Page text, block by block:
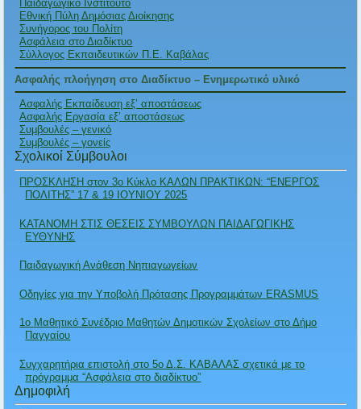
Παιδαγωγικό Ινστιτούτο
Εθνική Πύλη Δημόσιας Διοίκησης
Συνήγορος του Πολίτη
Ασφάλεια στο Διαδίκτυο
Σύλλογος Εκπαιδευτικών Π.Ε. Καβάλας
Ασφαλής πλοήγηση στο Διαδίκτυο – Ενημερωτικό υλικό
Ασφαλής Εκπαίδευση εξ’ αποστάσεως
Ασφαλής Εργασία εξ’ αποστάσεως
Συμβουλές – γενικό
Συμβουλές – γονείς
Σχολικοί Σύμβουλοι
ΠΡΟΣΚΛΗΣΗ στον 3ο Κύκλο ΚΑΛΩΝ ΠΡΑΚΤΙΚΩΝ: “ΕΝΕΡΓΟΣ
ΠΟΛΙΤΗΣ” 17 & 19 ΙΟΥΝΙΟΥ 2025
ΚΑΤΑΝΟΜΗ ΣΤΙΣ ΘΕΣΕΙΣ ΣΥΜΒΟΥΛΩΝ ΠΑΙΔΑΓΩΓΙΚΗΣ
ΕΥΘΥΝΗΣ
Παιδαγωγική Ανάθεση Νηπιαγωγείων
Οδηγίες για την Υποβολή Πρότασης Προγραμμάτων ERASMUS
1ο Μαθητικό Συνέδριο Μαθητών Δημοτικών Σχολείων στο Δήμο
Παγγαίου
Συγχαρητήρια επιστολή στο 5ο Δ.Σ. ΚΑΒΑΛΑΣ σχετικά με το
πρόγραμμα “Ασφάλεια στο διαδίκτυο”
Δημοφιλή